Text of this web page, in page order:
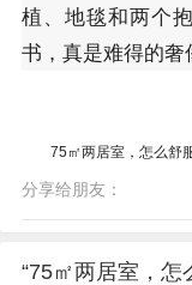
植、地毯和两个
书，真是难得的奢
75㎡两居室，怎么舒
分享给朋友：
“75㎡两居室，怎